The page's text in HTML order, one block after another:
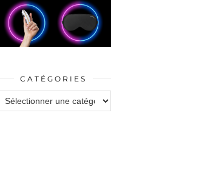
CATÉGORIES
Catégories